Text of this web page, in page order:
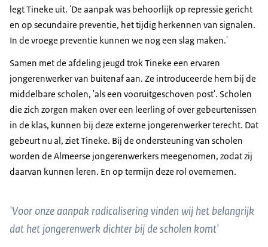
legt Tineke uit. 'De aanpak was behoorlijk op repressie gericht
en op secundaire preventie, het tijdig herkennen van signalen.
In de vroege preventie kunnen we nog een slag maken.'
Samen met de afdeling jeugd trok Tineke een ervaren
jongerenwerker van buitenaf aan. Ze introduceerde hem bij de
middelbare scholen, 'als een vooruitgeschoven post'. Scholen
die zich zorgen maken over een leerling of over gebeurtenissen
in de klas, kunnen bij deze externe jongerenwerker terecht. Dat
gebeurt nu al, ziet Tineke. Bij de ondersteuning van scholen
worden de Almeerse jongerenwerkers meegenomen, zodat zij
daarvan kunnen leren. En op termijn deze rol overnemen.
'Voor onze aanpak radicalisering vinden wij het belangrijk
dat het jongerenwerk dichter bij de scholen komt'